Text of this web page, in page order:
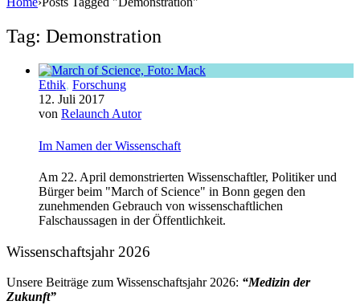
Tag: Demonstration
Ethik, Forschung
12. Juli 2017
von Relaunch Autor
Im Namen der Wissenschaft
Am 22. April demonstrierten Wissenschaftler, Politiker und
Bürger beim "March of Science" in Bonn gegen den
zunehmenden Gebrauch von wissenschaftlichen
Falschaussagen in der Öffentlichkeit.
Wissenschaftsjahr 2026
Unsere Beiträge zum Wissenschaftsjahr 2026: “Medizin der
Zukunft”